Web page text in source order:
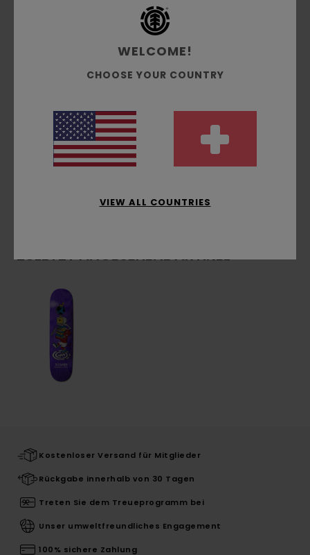
8,25" Länge: 31,855" Radstand: 14,25"
Weitere Merkmale: FSC-zertifiziertes
kanadisches Ahornholz
Lack auf Bio-Basis
Zusammensetzung[Hauptstoff] 100 % Holz
Versand & Rückversand
ZULETZT ANGESEHENE ARTIKEL
Kostenloser Versand für Mitglieder
Rückgabe innerhalb von 30 Tagen
Treten Sie dem Treueprogramm bei
Unser umweltfreundliches Engagement
100% sichere Zahlung
WELCOME!
CHOOSE YOUR COUNTRY
VIEW ALL COUNTRIES